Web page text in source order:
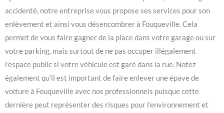
accidenté, notre entreprise vous propose ses services pour son
enlèvement et ainsi vous désencombrer à Fouqueville. Cela
permet de vous faire gagner de la place dans votre garage ou sur
votre parking, mais surtout de ne pas occuper illégalement
l’espace public si votre véhicule est garé dans la rue. Notez
également qu’il est important de faire enlever une épave de
voiture à Fouqueville avec nos professionnels puisque cette
dernière peut représenter des risques pour l’environnement et